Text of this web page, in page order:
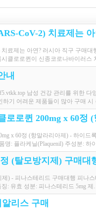
CoV-2) 치료제는
료제는 아연? 러시아 직구 구매
클로로퀸이 신종코로나바이러
내
남성 건강 관리를 위한
하기 어려운 제품들이 많아 구매
로로퀸 200mg x 60정
x 60정 (항말라리아제) - 하이
명: 플라케닐(Plaquenil) 주성분:
(탈모방지제) 구매
) - 피나스테리드 구매대행 피나
징: 유효 성분: 피나스테리드 5mg
리스 구매